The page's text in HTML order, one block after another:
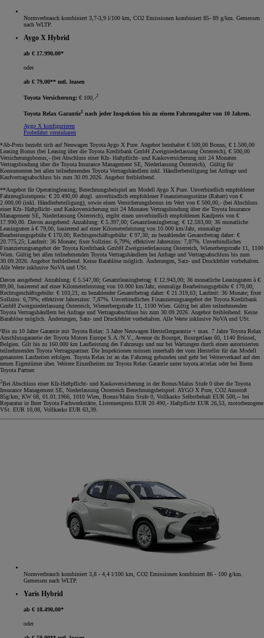
Normverbrauch kombiniert 3,7-3,9 l/100 km, CO2 Emissionen kombiniert 85- 89 g/km. Gemessen
nach WLTP.
Aygo X Hybrid
ab € 17.990,00*
oder
ab € 79,00** mtl. leasen
Toyota Versicherung: € 100,-2
Toyota Relax Garantie1 nach jeder Inspektion bis zu einem Fahrzeugalter von 10 Jahren.
Aygo X konfigurieren
Probefahrt vereinbaren
*Ab-Preis bezieht sich auf Neuwagen Toyota Aygo X Pure. Angebot beinhaltet € 500,00 Bonus, € 1.500,00
Leasing Bonus (bei Leasing über die Toyota Kreditbank GmbH Zweigniederlassung Österreich), € 500,00
Versicherungsbonus,- (bei Abschluss einer Kfz- Haftpflicht- und Kaskoversicherung mit 24 Monaten
Vertragsbindung über die Toyota Insurance Management SE, Niederlassung Österreich), Gültig für
Konsumenten bei allen teilnehmenden Toyota Vertragshändlern inkl. Händlerbeteiligung bei Anfrage und
Kaufvertragsabschluss bis zum 30.09.2026. Angebot freibleibend.
**Angebot für Operatingleasing; Berechnungsbeispiel am Modell Aygo X Pure. Unverbindlich empfohlener
Fahrzeuglistenpreis: € 20.490,00 abzgl. unverbindlich empfohlener Finanzierungsstütze (Rabatt) von €
2.000,00 (inkl. Händlerbeteiligung), sowie einen Versicherungsbonus im Wert von € 500,00,- (bei Abschluss
einer Kfz- Haftpflicht- und Kaskoversicherung mit 24 Monaten Vertragsbindung über die Toyota Insurance
Management SE, Niederlassung Österreich), ergibt einen unverbindlich empfohlenen Kaufpreis von €
17.990,00. Davon ausgehend: Anzahlung: € 5.397,00; Gesamtleasingbetrag: € 12.593,00; 36 monatliche
Leasingraten à € 79,00, basierend auf einer Kilometerleistung von 10.000 km/Jahr, einmalige
Bearbeitungsgebühr € 170,00; Rechtsgeschäftsgebühr: € 97,30; zu bezahlender Gesamtbetrag daher: €
20.775,25; Laufzeit: 36 Monate; fixer Sollzins: 6,79%; effektiver Jahreszins: 7,87%. Unverbindliches
Finanzierungsangebot der Toyota Kreditbank GmbH Zweigniederlassung Österreich, Wienerbergstraße 11, 1100
Wien. Gültig bei allen teilnehmenden Toyota Vertragshändlern bei Anfrage und Vertragsabschluss bis zum
30.09.2026. Angebot freibleibend. Keine Barablöse möglich. Änderungen, Satz- und Druckfehler vorbehalten.
Alle Werte inklusive NoVA und USt.
Davon ausgehend: Anzahlung: € 5.547,00; Gesamtleasingbetrag: € 12.943,00; 36 monatliche Leasingraten à €
89,00, basierend auf einer Kilometerleistung von 10.000 km/Jahr, einmalige Bearbeitungsgebühr € 170,00;
Rechtsgeschäftsgebühr: € 103,21; zu bezahlender Gesamtbetrag daher: € 21.319,63; Laufzeit: 36 Monate; fixer
Sollzins: 6,79%; effektiver Jahreszins: 7,87%. Unverbindliches Finanzierungsangebot der Toyota Kreditbank
GmbH Zweigniederlassung Österreich, Wienerbergstraße 11, 1100 Wien. Gültig bei allen teilnehmenden
Toyota Vertragshändlern bei Anfrage und Vertragsabschluss bis zum 30.09.2026. Angebot freibleibend. Keine
Barablöse möglich. Änderungen, Satz- und Druckfehler vorbehalten. Alle Werte inklusive NoVA und USt.
¹Bis zu 10 Jahre Garantie mit Toyota Relax: 3 Jahre Neuwagen Herstellergarantie + max. 7 Jahre Toyota Relax
Anschlussgarantie der Toyota Motors Europe S.A./N.V., Avenue du Bourget, Bourgetlaan 60, 1140 Brüssel,
Belgien. Gilt bis zu 160.000 km Laufleistung des Fahrzeugs und nur bei Wartungen durch einen autorisierten
teilnehmenden Toyota Vertragspartner. Die Inspektionen müssen innerhalb der vom Hersteller für das Modell
genannten Laufzeiten erfolgen. Toyota Relax ist an das Fahrzeug gebunden und geht bei Weiterverkauf auf den
neuen Eigentümer über. Weitere Einzelheiten zur Toyota Relax Garantie unter toyota.at/relax oder bei Ihrem
Toyota Partner.
2Bei Abschluss einer Kfz-Haftpflicht- und Kaskoversicherung in der Bonus/Malus Stufe 0 über die Toyota
Insurance Management SE, Niederlassung Österreich Berechnungsbeispiel: AYGO X Pure, CO2 Ausstoß
85g/km; KW 68, 01.01.1966, 1010 Wien, Bonus/Malus Stufe 0, Vollkasko Selbstbehalt EUR 500,-- bei
Reparatur in Ihrer Toyota Fachwerkstätte, Listenneupreis EUR 20.490,- Haftpflicht EUR 26,53, motorbezogene
VSt. EUR 10,08, Vollkasko EUR 63,39.
Normverbrauch kombiniert 3,8 - 4,4 l/100 km, CO2 Emissionen kombiniert 86 - 100 g/km.
Gemessen nach WLTP.
Yaris Hybrid
ab € 18.490,00*
oder